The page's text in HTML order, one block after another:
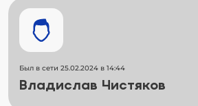
Был в сети 25.02.2024 в 14:44
Владислав Чистяков